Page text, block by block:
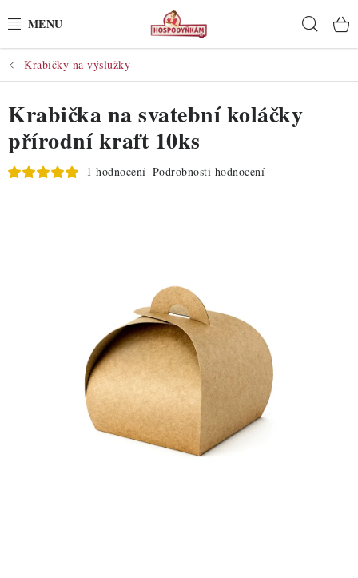
na
POTŘEBY
POMŮCKY
SUROVINY
ZDRAVÉ PEČENÍ
DÁRKOVÉ POUKAZY
TÉMATICKÉ PRODUKTY
Krabičky na výslužky
Krabička na svatební koláčky
přírodní kraft 10ks
1 hodnocení Podrobnosti hodnocení